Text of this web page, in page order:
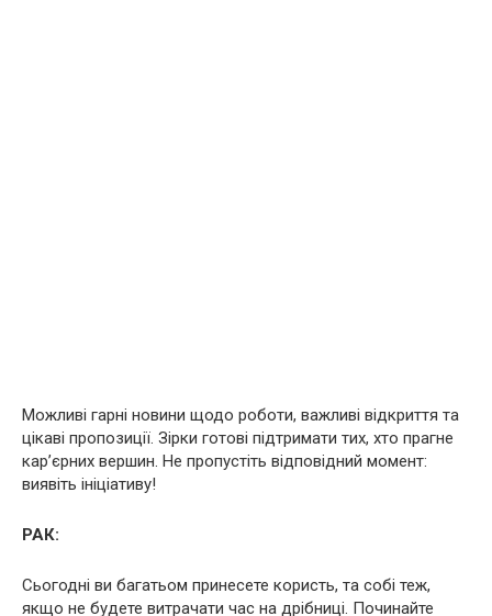
Можливі гарні новини щодо роботи, важливі відкриття та
цікаві пропозиції. Зірки готові підтримати тих, хто прагне
кар’єрних вершин. Не пропустіть відповідний момент:
виявіть ініціативу!
РАК:
Сьогодні ви багатьом принесете користь, та собі теж,
якщо не будете витрачати час на дрібниці. Починайте